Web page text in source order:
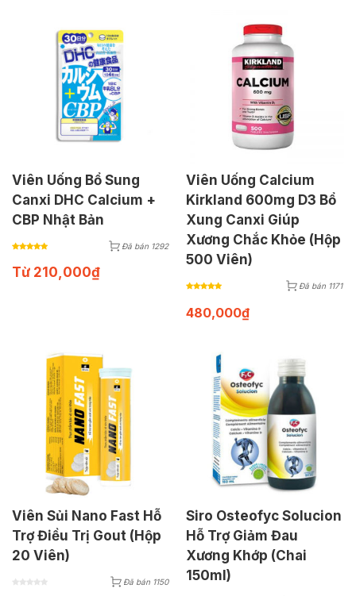
Viên Uống Bổ Sung
Canxi DHC Calcium +
CBP Nhật Bản
Đã bán 1292
Từ 210,000₫
Viên Uống Calcium
Kirkland 600mg D3 Bổ
Xung Canxi Giúp
Xương Chắc Khỏe (Hộp
500 Viên)
Đã bán 1171
480,000₫
Viên Sủi Nano Fast Hỗ
Trợ Điều Trị Gout (Hộp
20 Viên)
Đã bán 1150
Siro Osteofyc Solucion
Hỗ Trợ Giảm Đau
Xương Khớp (Chai
150ml)